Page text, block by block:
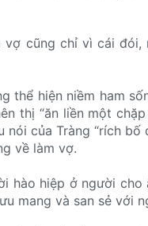
cũng chỉ vì cái
thể hiện niềm ham
thị “ăn liền một
nói của Tràng “rích
về làm vợ.
hào hiệp ở người
mang và san sẻ với